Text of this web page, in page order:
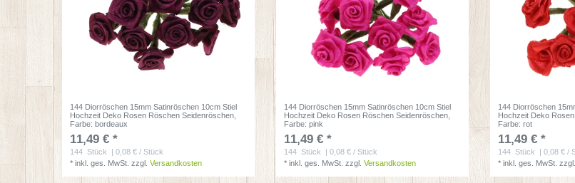
144 Diorröschen 15mm Satinröschen 10cm Stiel
Hochzeit Deko Rosen Röschen Seidenröschen
Farbe: bordeaux
11,49 € *
144 Stück
| 0,08 € / Stück
*inkl. ges. MwSt. zzgl.Versandkosten
144 Diorröschen 15mm Satinröschen 10cm Stiel
Hochzeit Deko Rosen Röschen Seidenröschen
Farbe: pink
11,49 € *
144 Stück
| 0,08 € / Stück
*inkl. ges. MwSt. zzgl.Versandkosten
144 Diorröschen
Hochzeit Deko
Farbe: rot
11,49 € *
144 Stück
| 0,08 € /
*inkl. ges. MwSt.